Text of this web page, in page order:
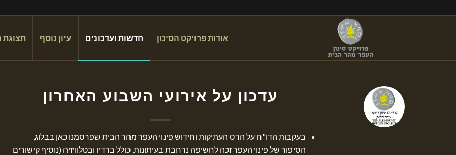
אודות פרויקט הסינון חדשות ועדכונים עיון נוסף
עדכון על אירועי השבוע האחרון
בעקבות הדו"ח על הרס העתיקות וחידוש פינוי העפר מהר הבית שפרסמנו כאן בבלוג,
הסיפור של פינוי העפר זכה לחשיפה נרחבת בעיתונות, כולל ברדיו ובטלוויזיה (נוסיף קישורים